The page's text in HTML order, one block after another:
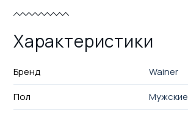
Характеристики
Бренд
Wainer
Пол
Мужские